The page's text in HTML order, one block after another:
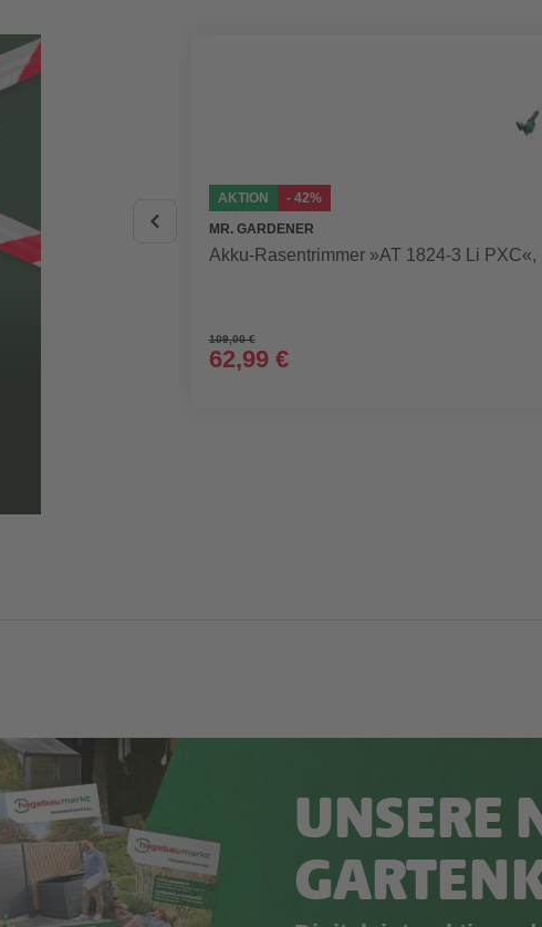
AKTION
- 42%
MR. GARDENER
Akku-Rasentrimmer »AT 1824-3 Li PXC«,
109,00 €
62,99 €
UNSERE